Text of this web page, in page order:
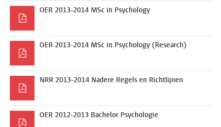
OER 2013-2014 MSc in Psychology
OER 2013-2014 MSc in Psychology (Research)
NRR 2013-2014 Nadere Regels en Richtlijnen
OER 2012-2013 Bachelor Psychologie